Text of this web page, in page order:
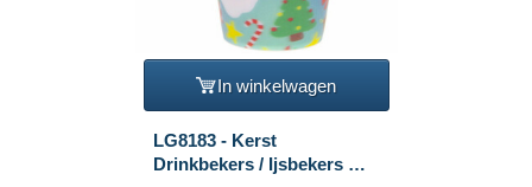
In winkelwagen
LG8183 - Kerst
Drinkbekers / Ijsbekers met